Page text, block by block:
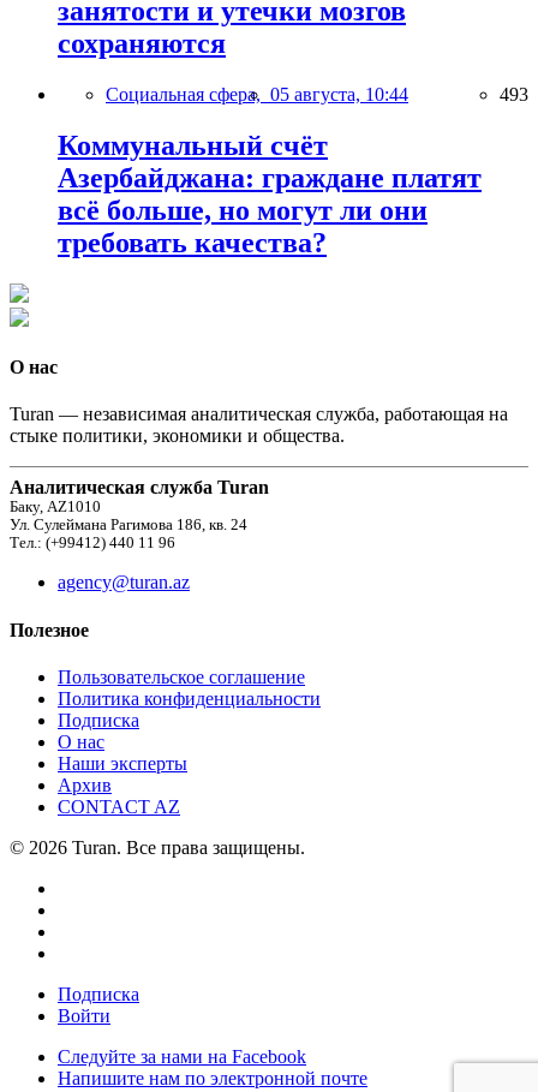
занятости и утечки мозгов
сохраняются
Социальная сфера, 05 августа, 10:44 493
Коммунальный счёт
Азербайджана: граждане платят
всё больше, но могут ли они
требовать качества?
О нас
Turan — независимая аналитическая служба, работающая на
стыке политики, экономики и общества.
Аналитическая служба Turan
Баку, AZ1010
Ул. Сулеймана Рагимова 186, кв. 24
Тел.: (+99412) 440 11 96
agency@turan.az
Полезное
Пользовательское соглашение
Политика конфиденциальности
Подписка
О нас
Наши эксперты
Архив
CONTACT AZ
© 2026 Turan. Все права защищены.
Подписка
Войти
Следуйте за нами на Facebook
Напишите нам по электронной почте